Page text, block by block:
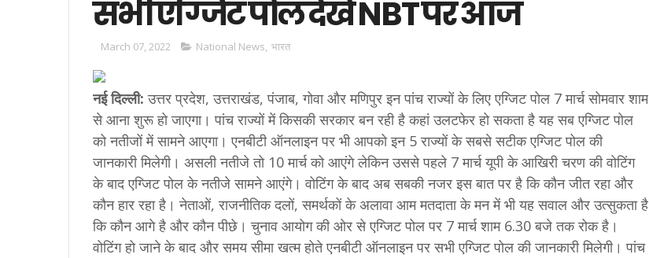
सभी एग्जिट पोल देखें NBT पर आज
March 07, 2022 National News, भारत
नई दिल्ली: उत्तर प्रदेश, उत्तराखंड, पंजाब, गोवा और मणिपुर इन पांच राज्यों के लिए एग्जिट पोल 7 मार्च सोमवार शाम
से आना शुरू हो जाएगा। पांच राज्यों में किसकी सरकार बन रही है कहां उलटफेर हो सकता है यह सब एग्जिट पोल
को नतीजों में सामने आएगा। एनबीटी ऑनलाइन पर भी आपको इन 5 राज्यों के सबसे सटीक एग्जिट पोल की
जानकारी मिलेगी। असली नतीजे तो 10 मार्च को आएंगे लेकिन उससे पहले 7 मार्च यूपी के आखिरी चरण की वोटिंग
के बाद एग्जिट पोल के नतीजे सामने आएंगे। वोटिंग के बाद अब सबकी नजर इस बात पर है कि कौन जीत रहा और
कौन हार रहा है। नेताओं, राजनीतिक दलों, समर्थकों के अलावा आम मतदाता के मन में भी यह सवाल और उत्सुकता है
कि कौन आगे है और कौन पीछे। चुनाव आयोग की ओर से एग्जिट पोल पर 7 मार्च शाम 6.30 बजे तक रोक है।
वोटिंग हो जाने के बाद और समय सीमा खत्म होते एनबीटी ऑनलाइन पर सभी एग्जिट पोल की जानकारी मिलेगी। पांच